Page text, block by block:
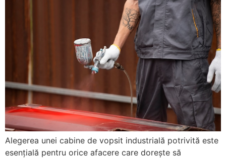
Alegerea unei cabine de vopsit industrială potrivită este
esențială pentru orice afacere care dorește să